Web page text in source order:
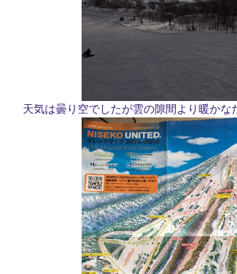
天気は曇り空でしたが雲の隙間より暖かな